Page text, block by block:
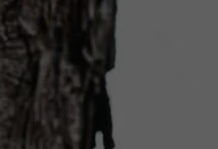
Suplementy